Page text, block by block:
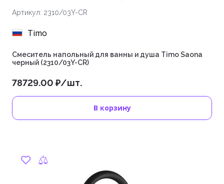
Артикул: 2310/03Y-CR
Timo
Смеситель напольный для ванны и душа Timo Saona
черный (2310/03Y-CR)
78729.00 ₽/шт.
В корзину